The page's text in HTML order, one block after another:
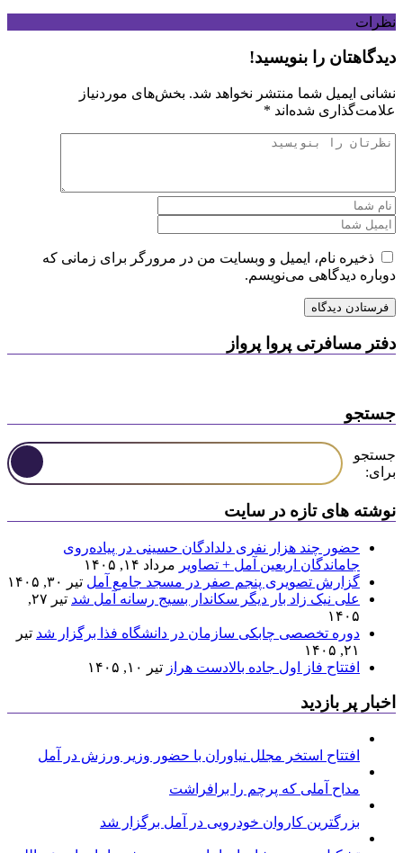
نظرات
دیدگاهتان را بنویسید!
نشانی ایمیل شما منتشر نخواهد شد. بخش‌های موردنیاز
علامت‌گذاری شده‌اند *
ذخیره نام، ایمیل و وبسایت من در مرورگر برای زمانی که
دوباره دیدگاهی می‌نویسم.
دفتر مسافرتی پروا پرواز
جستجو
جستجو
برای:
نوشته های تازه در سایت
حضور چند هزار نفری دلدادگان حسینی در پیاده‌روی
جاماندگان اربعین آمل + تصاویر مرداد ۱۴, ۱۴۰۵
گزارش تصویری پنجم صفر در مسجد جامع آمل تیر ۳۰, ۱۴۰۵
علی نیک زاد بار دیگر سکاندار بسیج رسانه آمل شد
تیر ۲۷,
۱۴۰۵
دوره تخصصی چابکی سازمان در دانشگاه فذا برگزار شد تیر
۲۱, ۱۴۰۵
افتتاح فاز اول جاده بالادست هراز تیر ۱۰, ۱۴۰۵
اخبار پر بازدید
افتتاح استخر مجلل نیاوران با حضور وزیر ورزش در آمل
مداح آملی که پرچم را برافراشت
بزرگترین کاروان خودرویی در آمل برگزار شد